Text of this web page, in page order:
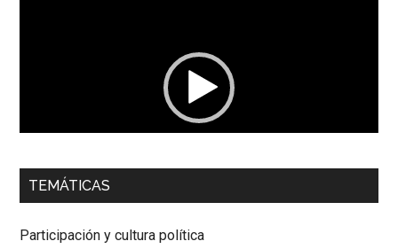
00:00 01:04
Dra. Carolina Corcho Mejía,Presidenta Corporación
Colombiana
TEMÁTICAS
Participación y cultura política